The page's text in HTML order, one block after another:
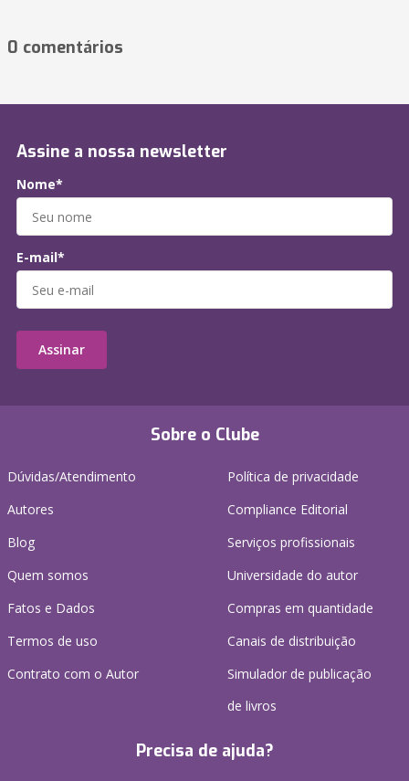
0 comentários
Sobre o Clube
Dúvidas/Atendimento
Autores
Blog
Quem somos
Fatos e Dados
Termos de uso
Contrato com o Autor
Política de privacidade
Compliance Editorial
Serviços profissionais
Universidade do autor
Compras em quantidade
Canais de distribuição
Simulador de publicação
de livros
Precisa de ajuda?
Assine a nossa newsletter
Nome*
E-mail*
Assinar